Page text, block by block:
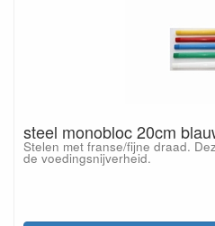
steel monobloc 20cm
Stelen met franse/fijne draad.
de voedingsnijverheid.